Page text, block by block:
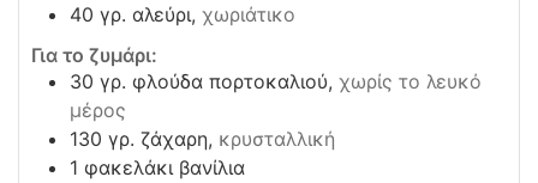
40 γρ. αλεύρι, χωριάτικο
Για το ζυμάρι:
30 γρ. φλούδα πορτοκαλιού, χωρίς το λευκό
μέρος
130 γρ. ζάχαρη, κρυσταλλική
1 φακελάκι βανίλια